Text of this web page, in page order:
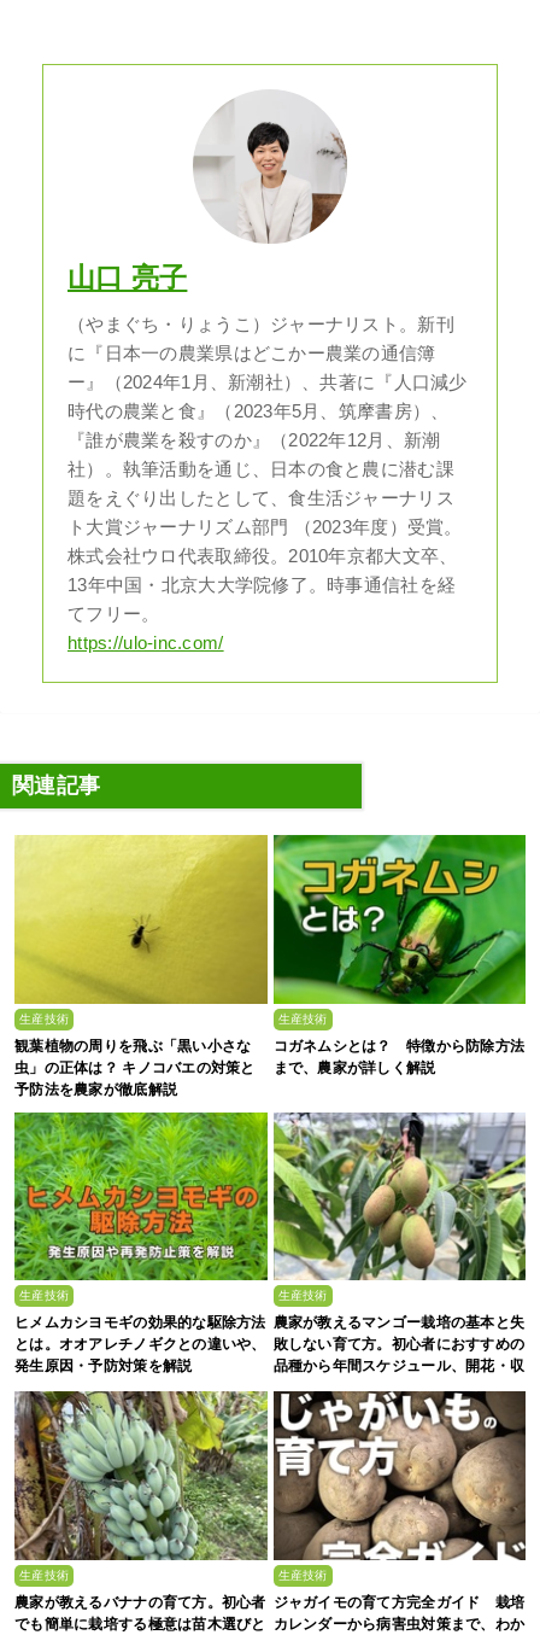
山口 亮子
（やまぐち・りょうこ）ジャーナリスト。新刊
に『日本一の農業県はどこかー農業の通信簿
ー』（2024年1月、新潮社）、共著に『人口減少
時代の農業と食』（2023年5月、筑摩書房）、
『誰が農業を殺すのか』（2022年12月、新潮
社）。執筆活動を通じ、日本の食と農に潜む課
題をえぐり出したとして、食生活ジャーナリス
ト大賞ジャーナリズム部門 （2023年度）受賞。
株式会社ウロ代表取締役。2010年京都大文卒、
13年中国・北京大大学院修了。時事通信社を経
てフリー。
https://ulo-inc.com/
関連記事
生産技術
観葉植物の周りを飛ぶ「黒い小さな
虫」の正体は？ キノコバエの対策と
予防法を農家が徹底解説
生産技術
コガネムシとは？ 特徴から防除方法
まで、農家が詳しく解説
生産技術
ヒメムカシヨモギの効果的な駆除方法
とは。オオアレチノギクとの違いや、
発生原因・予防対策を解説
生産技術
農家が教えるマンゴー栽培の基本と失
敗しない育て方。初心者におすすめの
品種から年間スケジュール、開花・収
穫のコツまで徹底解説
生産技術
農家が教えるバナナの育て方。初心者
でも簡単に栽培する極意は苗木選びと
生産技術
ジャガイモの育て方完全ガイド 栽培
カレンダーから病害虫対策まで、わか